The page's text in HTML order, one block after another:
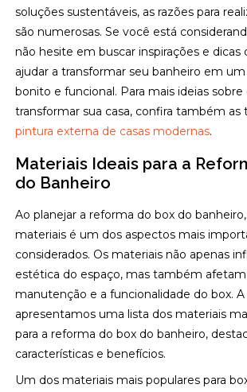
soluções sustentáveis, as razões para
são numerosas. Se você está
não hesite em buscar inspirações e dicas
ajudar a transformar seu banheiro em
bonito e funcional. Para mais ideias
transformar sua casa, confira também as
pintura externa de casas modernas.
Materiais Ideais para a
do Banheiro
Ao planejar a reforma do box do
materiais é um dos aspectos mais
considerados. Os materiais não apenas
estética do espaço, mas também afetam
manutenção e a funcionalidade do box. A
apresentamos uma lista dos materiais
para a reforma do box do banheiro,
características e benefícios.
Um dos materiais mais populares para